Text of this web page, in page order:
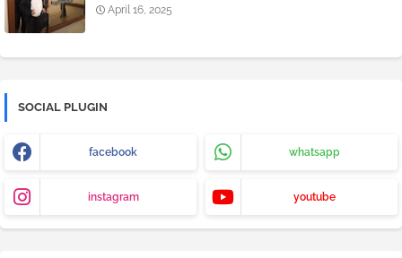
April 16, 2025
SOCIAL PLUGIN
facebook whatsapp
instagram youtube